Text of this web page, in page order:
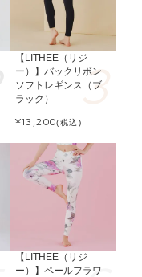
【LITHEE（リジ
ー）】バックリボン
ソフトレギンス（ブ
ラック）
¥13,200(税込)
【LITHEE（リジ
ー）】ペールフラワ